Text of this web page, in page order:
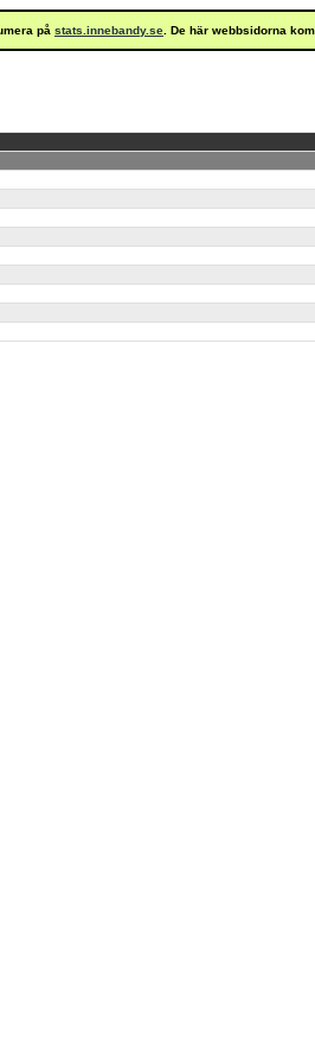
på stats.innebandy.se . De här webbsidorna